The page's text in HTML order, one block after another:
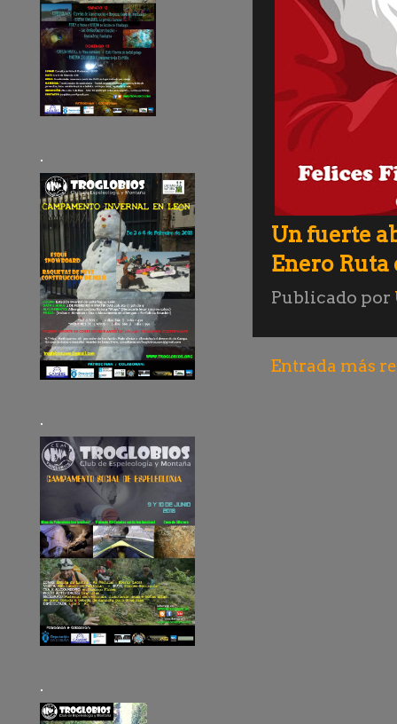
Un fuerte
Enero
Publicado por
Entrada más
.
.
.